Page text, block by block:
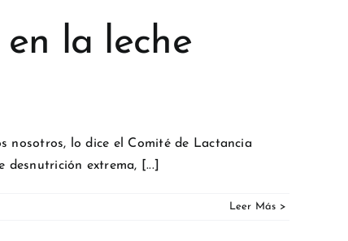
la leche
nosotros, lo dice el Comité de Lactancia
extrema, [...]